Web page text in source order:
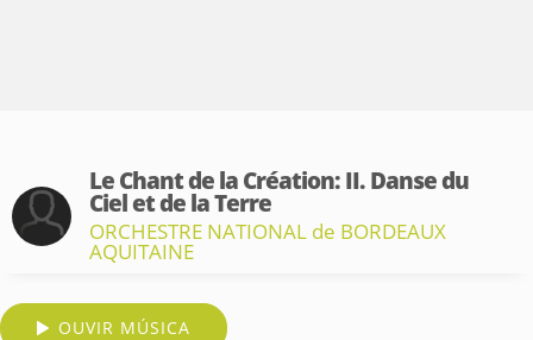
Le Chant de la Création: II. Danse du
Ciel et de la Terre
ORCHESTRE NATIONAL de BORDEAUX
AQUITAINE
OUVIR MÚSICA